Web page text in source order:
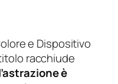
e Dispositivo
racchiude
è